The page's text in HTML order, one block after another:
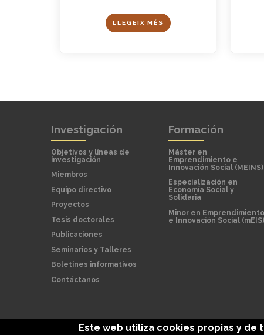
LLEGEIX MÉS
Investigación
Objetivos y líneas de
investigación
Miembros
Equipo directivo
Proyectos
Tesis doctorales
Publicaciones
Seminarios y Talleres
Boletines informativos
Contáctanos
Formación
Máster en
Emprendimiento e
Innovación Social (MEINS)
Especialización en
Economía Social y
Solidaria
Minor en Emprendimiento
e Innovación Social (mEIS)
Este web utiliza cookies propias y